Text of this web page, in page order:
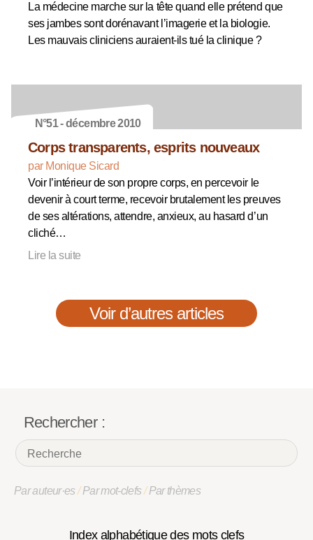
La médecine marche sur la tête quand elle prétend que
ses jambes sont dorénavant l’imagerie et la biologie.
Les mauvais cliniciens auraient-ils tué la clinique ?
N°51 - décembre 2010
Corps transparents, esprits nouveaux
par Monique Sicard
Voir l’intérieur de son propre corps, en percevoir le
devenir à court terme, recevoir brutalement les preuves
de ses altérations, attendre, anxieux, au hasard d’un
cliché…
Lire la suite
Voir d’autres articles
Rechercher :
Par auteur·es/Par mot-clefs/Par thèmes
Index alphabétique des mots clefs